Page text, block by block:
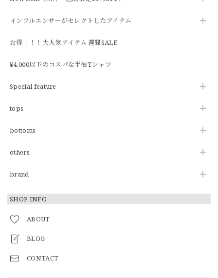
インフルエンサーがセレクトしたアイテム
お得！！！大人気アイテム 週間SALE
¥4,000以下のコスパな半袖Tシャツ
Special feature
tops
bottoms
others
brand
SHOP INFO
ABOUT
BLOG
CONTACT